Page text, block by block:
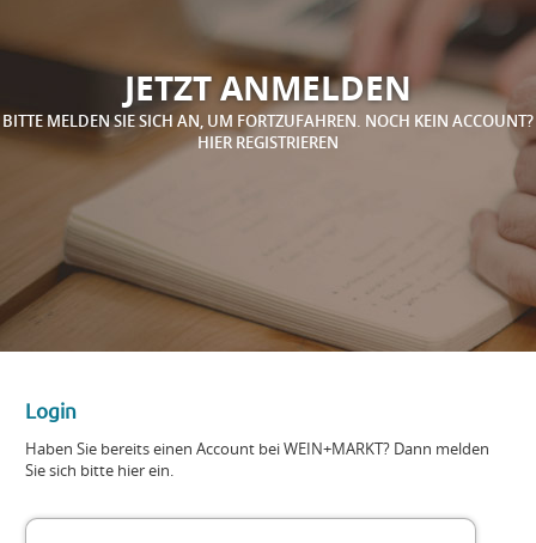
JETZT ANMELDEN
BITTE MELDEN SIE SICH AN, UM FORTZUFAHREN. NOCH KEIN ACCOUNT?
HIER REGISTRIEREN
Login
Haben Sie bereits einen Account bei WEIN+MARKT? Dann melden
Sie sich bitte hier ein.